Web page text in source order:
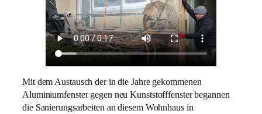
Mit dem Austausch der in die Jahre gekommenen
Aluminiumfenster gegen neu Kunststofffenster begannen
die Sanierungsarbeiten an diesem Wohnhaus in